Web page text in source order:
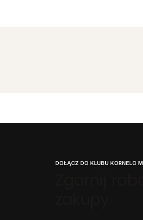
DOŁĄCZ DO KLUBU KORNELO